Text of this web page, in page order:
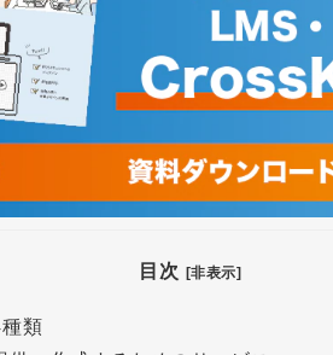
目次 [非表示]
類